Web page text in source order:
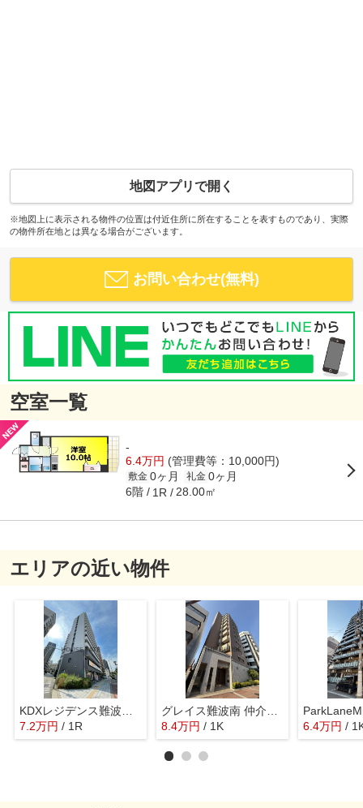
地図アプリで開く
※地図上に表示される物件の位置は付近住所に所在することを表すものであり、実際
の物件所在地とは異なる場合がございます。
お問い合わせ(無料)
空室一覧
-
6.4万円 (管理費等：10,000円)
敷金 0ヶ月 礼金 0ヶ月
6階 1R 28.00㎡
エリアの近い物件
7.2万円 / 1R
8.4万円 / 1K 6.4万円 /